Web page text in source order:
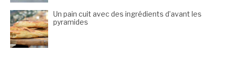
Un pain cuit avec des ingrédients d’avant les
pyramides